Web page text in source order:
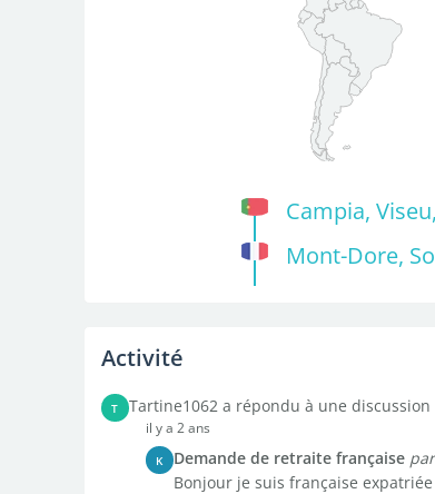
Campia,
Mont-Dore,
Activité
T Tartine1062 a répondu à une discussion
il y a 2 ans
K Demande de retraite française
Bonjour je suis française